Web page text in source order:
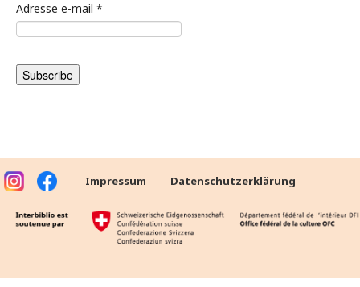
Adresse e-mail *
Impressum Datenschutzerklärung